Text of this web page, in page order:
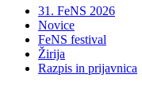
31. FeNS 2026
Novice
FeNS festival
Žirija
Razpis in prijavnica